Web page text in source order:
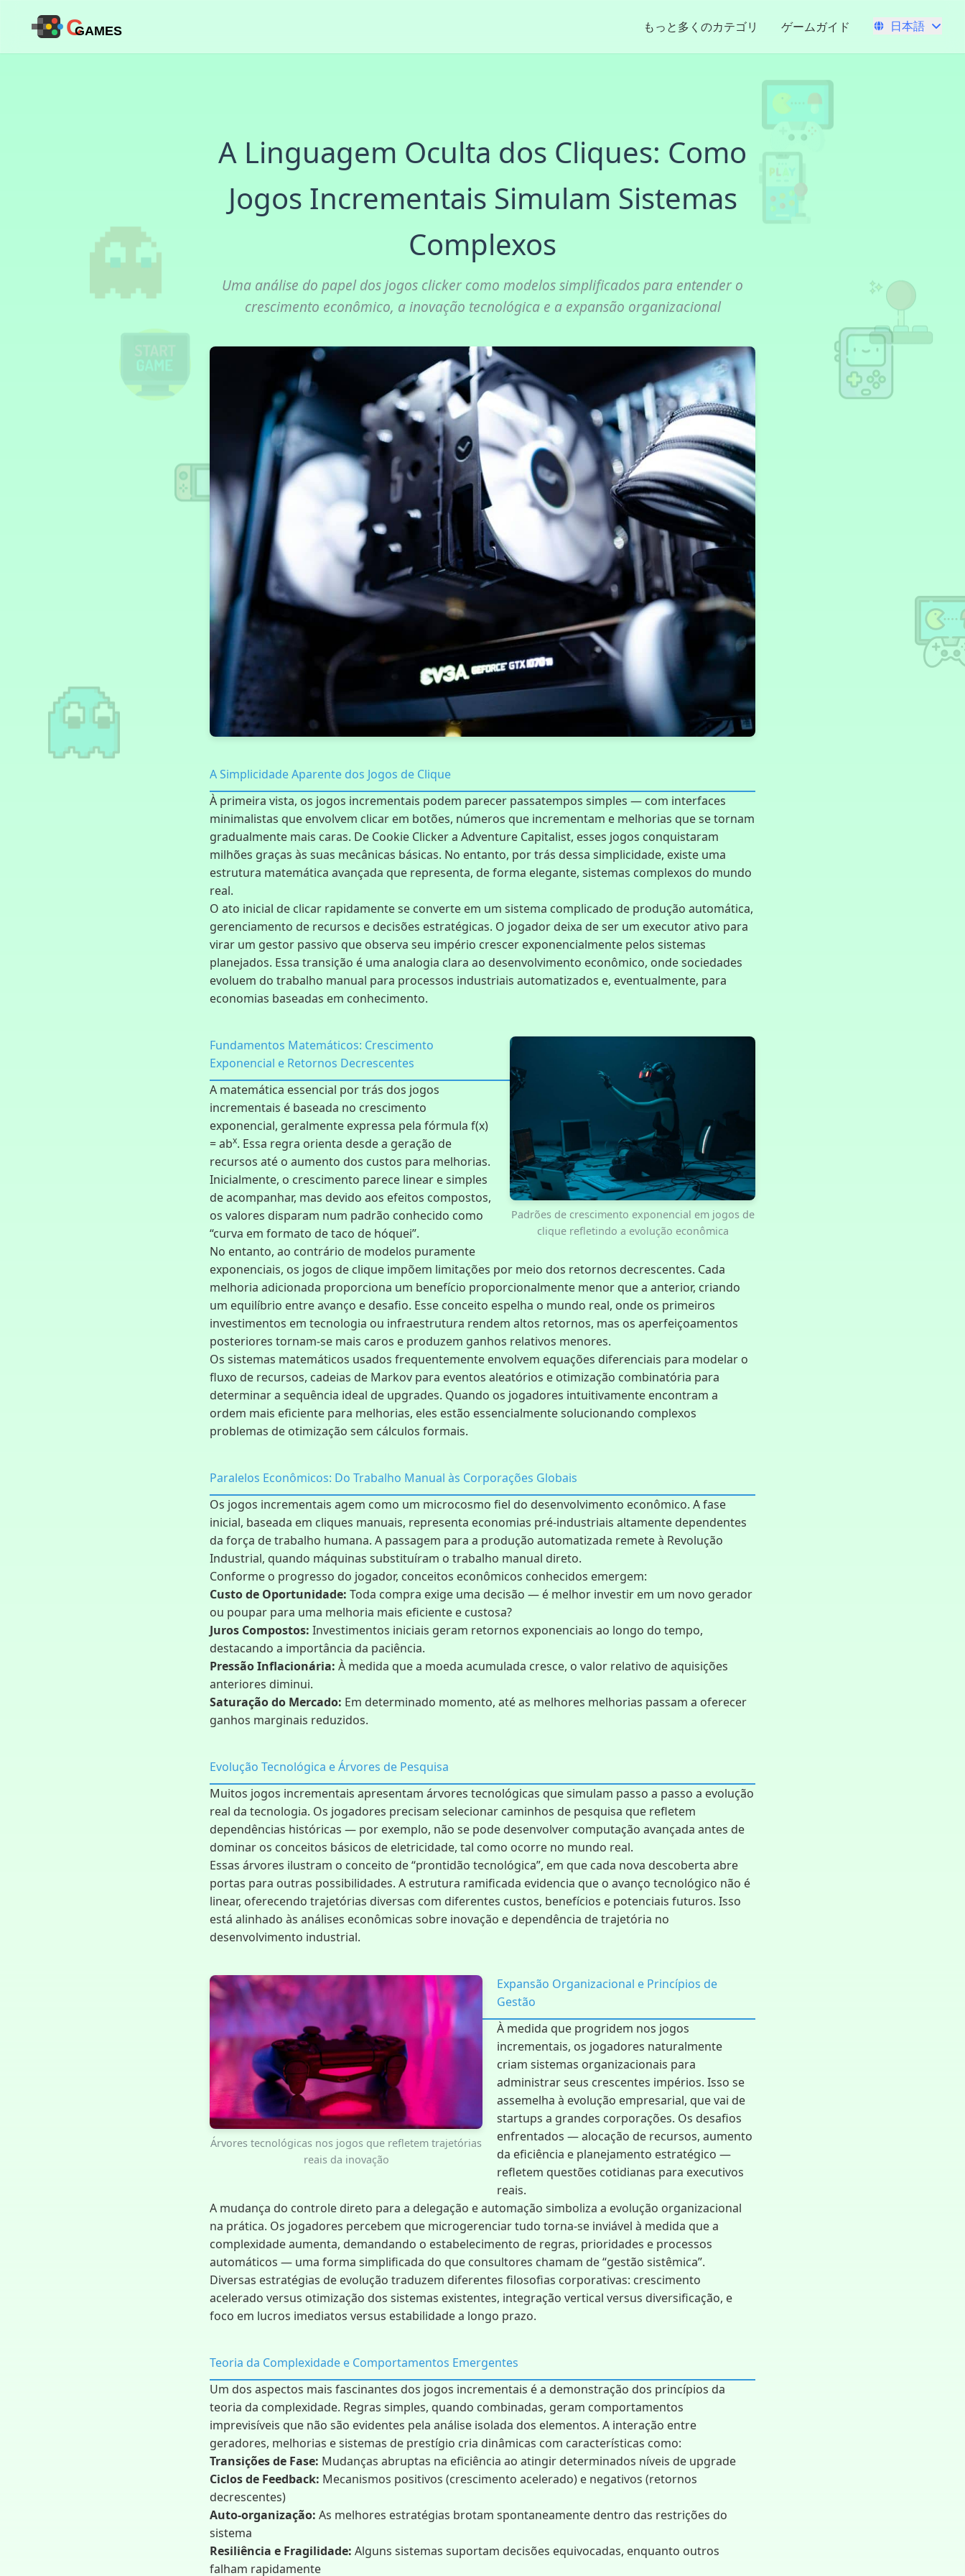
CGAMES もっと多くのカテゴリ ゲームガイド 日本語
A Linguagem Oculta dos Cliques: Como
Jogos Incrementais Simulam Sistemas
Complexos
Uma análise do papel dos jogos clicker como modelos simplificados para entender o
crescimento econômico, a inovação tecnológica e a expansão organizacional
A Simplicidade Aparente dos Jogos de Clique
À primeira vista, os jogos incrementais podem parecer passatempos simples — com interfaces
minimalistas que envolvem clicar em botões, números que incrementam e melhorias que se tornam
gradualmente mais caras. De Cookie Clicker a Adventure Capitalist, esses jogos conquistaram
milhões graças às suas mecânicas básicas. No entanto, por trás dessa simplicidade, existe uma
estrutura matemática avançada que representa, de forma elegante, sistemas complexos do mundo
real.
O ato inicial de clicar rapidamente se converte em um sistema complicado de produção automática,
gerenciamento de recursos e decisões estratégicas. O jogador deixa de ser um executor ativo para
virar um gestor passivo que observa seu império crescer exponencialmente pelos sistemas
planejados. Essa transição é uma analogia clara ao desenvolvimento econômico, onde sociedades
evoluem do trabalho manual para processos industriais automatizados e, eventualmente, para
economias baseadas em conhecimento.
Padrões de crescimento exponencial em jogos de
clique refletindo a evolução econômica
Fundamentos Matemáticos: Crescimento
Exponencial e Retornos Decrescentes
A matemática essencial por trás dos jogos
incrementais é baseada no crescimento
exponencial, geralmente expressa pela fórmula f(x)
= abx. Essa regra orienta desde a geração de
recursos até o aumento dos custos para melhorias.
Inicialmente, o crescimento parece linear e simples
de acompanhar, mas devido aos efeitos compostos,
os valores disparam num padrão conhecido como
“curva em formato de taco de hóquei”.
No entanto, ao contrário de modelos puramente
exponenciais, os jogos de clique impõem limitações por meio dos retornos decrescentes. Cada
melhoria adicionada proporciona um benefício proporcionalmente menor que a anterior, criando
um equilíbrio entre avanço e desafio. Esse conceito espelha o mundo real, onde os primeiros
investimentos em tecnologia ou infraestrutura rendem altos retornos, mas os aperfeiçoamentos
posteriores tornam-se mais caros e produzem ganhos relativos menores.
Os sistemas matemáticos usados frequentemente envolvem equações diferenciais para modelar o
fluxo de recursos, cadeias de Markov para eventos aleatórios e otimização combinatória para
determinar a sequência ideal de upgrades. Quando os jogadores intuitivamente encontram a
ordem mais eficiente para melhorias, eles estão essencialmente solucionando complexos
problemas de otimização sem cálculos formais.
Paralelos Econômicos: Do Trabalho Manual às Corporações Globais
Os jogos incrementais agem como um microcosmo fiel do desenvolvimento econômico. A fase
inicial, baseada em cliques manuais, representa economias pré-industriais altamente dependentes
da força de trabalho humana. A passagem para a produção automatizada remete à Revolução
Industrial, quando máquinas substituíram o trabalho manual direto.
Conforme o progresso do jogador, conceitos econômicos conhecidos emergem:
Custo de Oportunidade: Toda compra exige uma decisão — é melhor investir em um novo gerador
ou poupar para uma melhoria mais eficiente e custosa?
Juros Compostos: Investimentos iniciais geram retornos exponenciais ao longo do tempo,
destacando a importância da paciência.
Pressão Inflacionária: À medida que a moeda acumulada cresce, o valor relativo de aquisições
anteriores diminui.
Saturação do Mercado: Em determinado momento, até as melhores melhorias passam a oferecer
ganhos marginais reduzidos.
Evolução Tecnológica e Árvores de Pesquisa
Muitos jogos incrementais apresentam árvores tecnológicas que simulam passo a passo a evolução
real da tecnologia. Os jogadores precisam selecionar caminhos de pesquisa que refletem
dependências históricas — por exemplo, não se pode desenvolver computação avançada antes de
dominar os conceitos básicos de eletricidade, tal como ocorre no mundo real.
Essas árvores ilustram o conceito de “prontidão tecnológica”, em que cada nova descoberta abre
portas para outras possibilidades. A estrutura ramificada evidencia que o avanço tecnológico não é
linear, oferecendo trajetórias diversas com diferentes custos, benefícios e potenciais futuros. Isso
está alinhado às análises econômicas sobre inovação e dependência de trajetória no
desenvolvimento industrial.
Árvores tecnológicas nos jogos que refletem trajetórias
reais da inovação
Expansão Organizacional e Princípios de
Gestão
À medida que progridem nos jogos
incrementais, os jogadores naturalmente
criam sistemas organizacionais para
administrar seus crescentes impérios. Isso se
assemelha à evolução empresarial, que vai de
startups a grandes corporações. Os desafios
enfrentados — alocação de recursos, aumento
da eficiência e planejamento estratégico —
refletem questões cotidianas para executivos
reais.
A mudança do controle direto para a delegação e automação simboliza a evolução organizacional
na prática. Os jogadores percebem que microgerenciar tudo torna-se inviável à medida que a
complexidade aumenta, demandando o estabelecimento de regras, prioridades e processos
automáticos — uma forma simplificada do que consultores chamam de “gestão sistêmica”.
Diversas estratégias de evolução traduzem diferentes filosofias corporativas: crescimento
acelerado versus otimização dos sistemas existentes, integração vertical versus diversificação, e
foco em lucros imediatos versus estabilidade a longo prazo.
Teoria da Complexidade e Comportamentos Emergentes
Um dos aspectos mais fascinantes dos jogos incrementais é a demonstração dos princípios da
teoria da complexidade. Regras simples, quando combinadas, geram comportamentos
imprevisíveis que não são evidentes pela análise isolada dos elementos. A interação entre
geradores, melhorias e sistemas de prestígio cria dinâmicas com características como:
Transições de Fase: Mudanças abruptas na eficiência ao atingir determinados níveis de upgrade
Ciclos de Feedback: Mecanismos positivos (crescimento acelerado) e negativos (retornos
decrescentes)
Auto-organização: As melhores estratégias brotam spontaneamente dentro das restrições do
sistema
Resiliência e Fragilidade: Alguns sistemas suportam decisões equivocadas, enquanto outros
falham rapidamente